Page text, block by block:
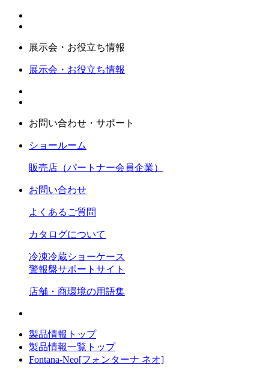
展示会・お役立ち情報
展示会・お役立ち情報
お問い合わせ・サポート
ショールーム
販売店（パートナー会員企業）
お問い合わせ
よくあるご質問
カタログについて
冷凍冷蔵ショーケース
警報盤サポートサイト
店舗・商環境の用語集
製品情報トップ
製品情報一覧トップ
Fontana-Neo[フォンターナ ネオ]